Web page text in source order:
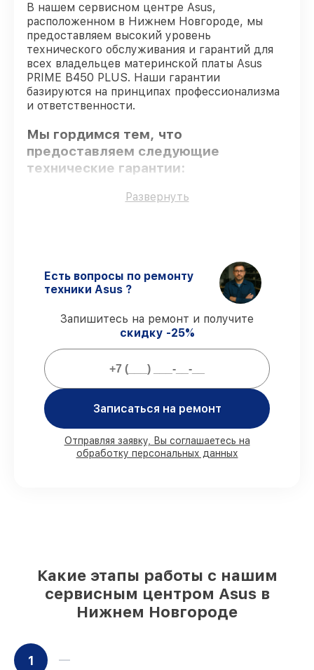
В нашем сервисном центре Asus,
расположенном в Нижнем Новгороде, мы
предоставляем высокий уровень
технического обслуживания и гарантий для
всех владельцев материнской платы Asus
PRIME B450 PLUS. Наши гарантии
базируются на принципах профессионализма
и ответственности.
Мы гордимся тем, что
предоставляем следующие
технические гарантии:
Квалифицированные специалисты
проверенные специалисты с опытом и
сертификацией.
– починка
материнской платы PRIME B450 PLUS
выполняется строго в оговоренные
сроки.
Сервис с гарантией
– предоставляем
официальное гарантийное
сопровождение после сервиса.
Мы гарантируем:
– под любые финансовые
возможности
85%работ за 1–2 часа, если мастер
приступает к обслуживанию сразу
Развернуть
Есть вопросы по ремонту
техники Asus ?
Запишитесь на ремонт и получите
скидку -25%
Записаться на ремонт
Отправляя заявку, Вы соглашаетесь на
обработку персональных данных
Какие этапы работы с нашим
сервисным центром Asus в
Нижнем Новгороде
1